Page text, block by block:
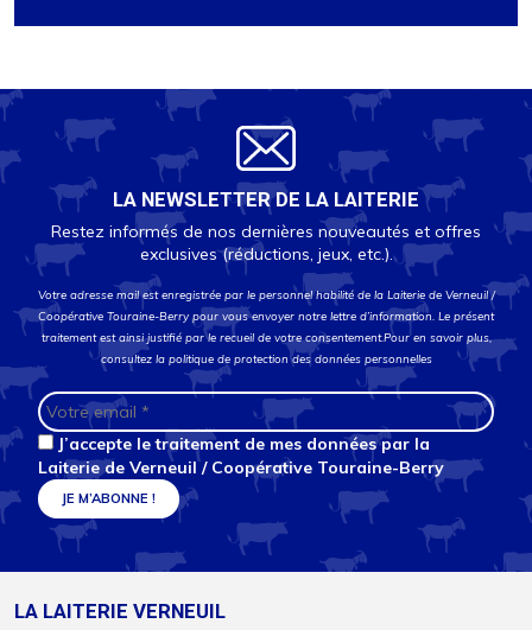
LA NEWSLETTER DE LA LAITERIE
Restez informés de nos dernières nouveautés et offres
exclusives (réductions, jeux, etc.).
Votre adresse mail est enregistrée par le personnel habilité de la Laiterie de Verneuil /
Coopérative Touraine-Berry pour vous envoyer notre lettre d’information. Le présent
traitement est ainsi justifié par le recueil de votre consentement.Pour en savoir plus,
consultez la politique de protection des données personnelles
J’accepte le traitement de mes données par la
Laiterie de Verneuil / Coopérative Touraine-Berry
LA LAITERIE VERNEUIL